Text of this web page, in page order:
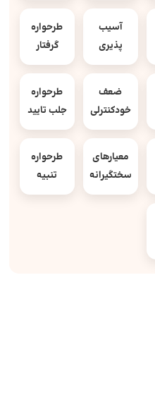
آسیب
پذیری
طرحواره
گرفتار
ضعف
خودکنترلی
طرحواره
جلب تایید
معیارهای
سختگیرانه
طرحواره
تنبیه